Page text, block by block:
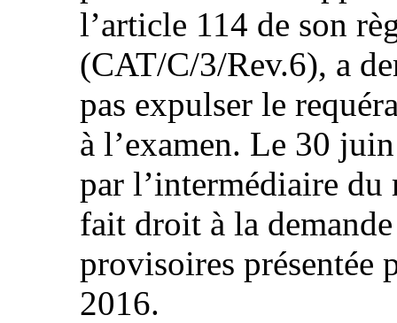
l’article 114 de son
(CAT/C/3/Rev.6), a
pas expulser le
à l’examen. Le 30
par l’intermédiaire du
fait droit à la
provisoires présentée
2016.